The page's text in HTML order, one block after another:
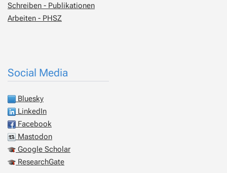
Schreiben - Publikationen
Arbeiten - PHSZ
Social Media
Bluesky
LinkedIn
Facebook
Mastodon
Google Scholar
ResearchGate